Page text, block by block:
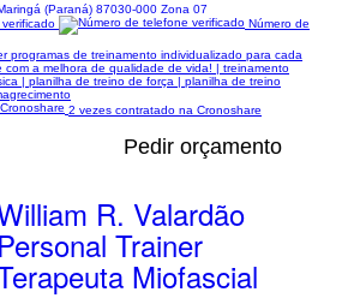
(Paraná) 87030-000 Zona 07
verificado
Número de
programas de treinamento individualizado para cada
com a melhora de qualidade de vida! | treinamento
| planilha de treino de força | planilha de treino
2 vezes contratado na Cronoshare
Pedir orçamento
R. Valardão
Personal Trainer
Miofascial